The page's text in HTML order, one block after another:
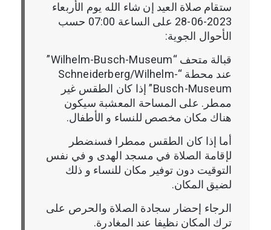
ستقام صلاة العيد إن شاء الله يوم الأربعاء
2023-06-28 على الساعة 07:00 حسب
الأحوال الجوية:
قبالة متحف “Wilhelm-Busch-Museum”
عند محطة “Schneiderberg/Wilhelm-
Busch-Museum” إذا كان الطقس غير
ممطر. على المساحة المعشبة سيكون
هناك مكان مخصص للنساء و الأطفال.
أما إذا كان الطقس ممطرا فسنضطر
لإقامة الصلاة في مسجد الهدى و في نفس
التوقيت دون توفير مكان للنساء و ذلك
لضيق المكان.
الرجاء إحضار سجادة الصلاة والحرص على
ترك المكان نظيفا عند المغادرة.